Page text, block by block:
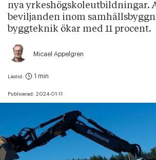
nya yrkeshögskoleutbildningar.
beviljanden inom
byggteknik ökar med 11 procent.
Micael Appelgren
Publicerad: 2024-01-11
Lästid: 1 min